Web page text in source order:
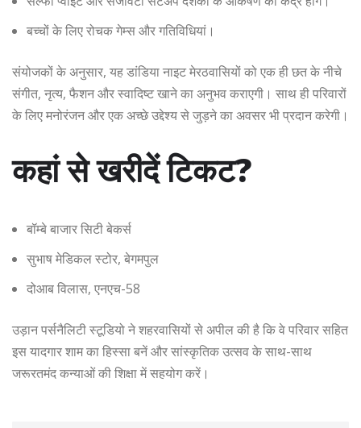
बच्चों के लिए रोचक गेम्स और गतिविधियां।
संयोजकों के अनुसार, यह डांडिया नाइट मेरठवासियों को एक ही छत के नीचे
संगीत, नृत्य, फैशन और स्वादिष्ट खाने का अनुभव कराएगी। साथ ही परिवारों
के लिए मनोरंजन और एक अच्छे उद्देश्य से जुड़ने का अवसर भी प्रदान करेगी।
कहां से खरीदें टिकट?
बॉम्बे बाजार सिटी बेकर्स
सुभाष मेडिकल स्टोर, बेगमपुल
दोआब विलास, एनएच-58
उड़ान पर्सनैलिटी स्टूडियो ने शहरवासियों से अपील की है कि वे परिवार सहित
इस यादगार शाम का हिस्सा बनें और सांस्कृतिक उत्सव के साथ-साथ
जरूरतमंद कन्याओं की शिक्षा में सहयोग करें।